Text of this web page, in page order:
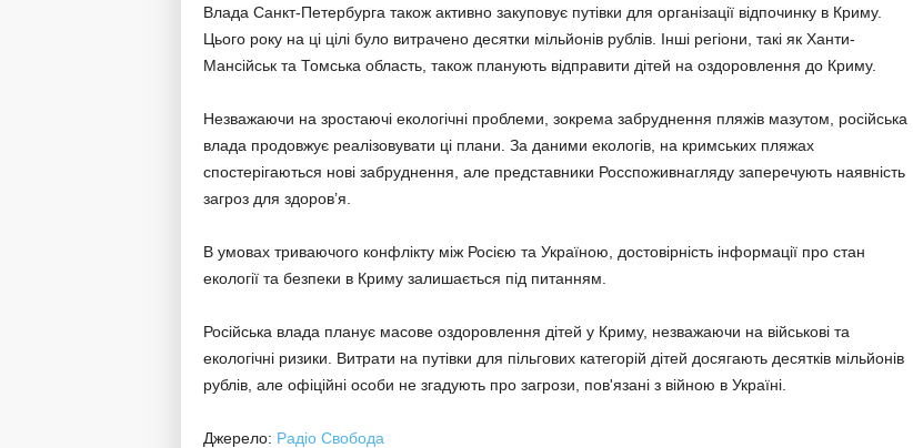
Влада Санкт-Петербурга також активно закуповує путівки для організації відпочинку в Криму.
Цього року на ці цілі було витрачено десятки мільйонів рублів. Інші регіони, такі як Ханти-
Мансійськ та Томська область, також планують відправити дітей на оздоровлення до Криму.
Незважаючи на зростаючі екологічні проблеми, зокрема забруднення пляжів мазутом, російська
влада продовжує реалізовувати ці плани. За даними екологів, на кримських пляжах
спостерігаються нові забруднення, але представники Росспоживнагляду заперечують наявність
загроз для здоров’я.
В умовах триваючого конфлікту між Росією та Україною, достовірність інформації про стан
екології та безпеки в Криму залишається під питанням.
Російська влада планує масове оздоровлення дітей у Криму, незважаючи на військові та
екологічні ризики. Витрати на путівки для пільгових категорій дітей досягають десятків мільйонів
рублів, але офіційні особи не згадують про загрози, пов'язані з війною в Україні.
Джерело: Радіо Свобода